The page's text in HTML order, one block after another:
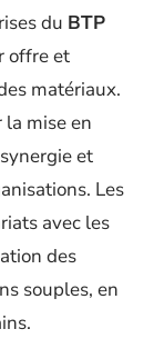
du BTP
offre et
matériaux.
mise en
et
Les
avec les
des
souples, en